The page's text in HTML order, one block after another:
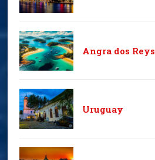
Angra dos Reys
Uruguay